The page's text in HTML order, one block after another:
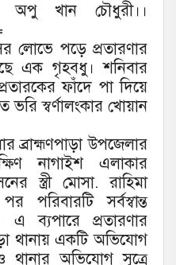
অপু খান চৌধুরী।।
লোভে পড়ে প্রতারণার
এক গৃহবধু। শনিবার
ফাঁদে পা দিয়ে
স্বর্ণালংকার খোয়ান
ব্রাহ্মণপাড়া উপজেলার
নাগাইশ এলাকার
স্ত্রী মোসা. রাহিমা
সর্বস্বান্ত
ব্যপারে প্রতারণার
থানায় একটি অভিযোগ
থানার অভিযোগ সূত্রে